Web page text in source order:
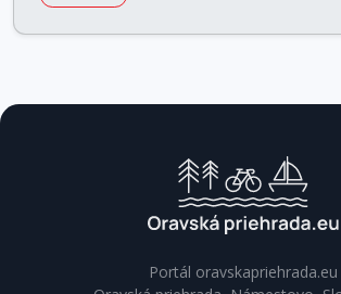
Portál oravskapriehrada.eu